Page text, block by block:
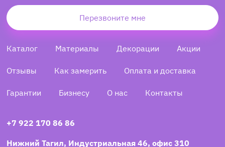
Перезвоните мне
Каталог Материалы Декорации Акции
Отзывы Как замерить Оплата и доставка
Гарантии Бизнесу О нас Контакты
+7 922 170 86 86
Нижний Тагил, Индустриальная 46, офис 310